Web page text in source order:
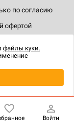
по согласию
офертой
Войти
файлы куки.